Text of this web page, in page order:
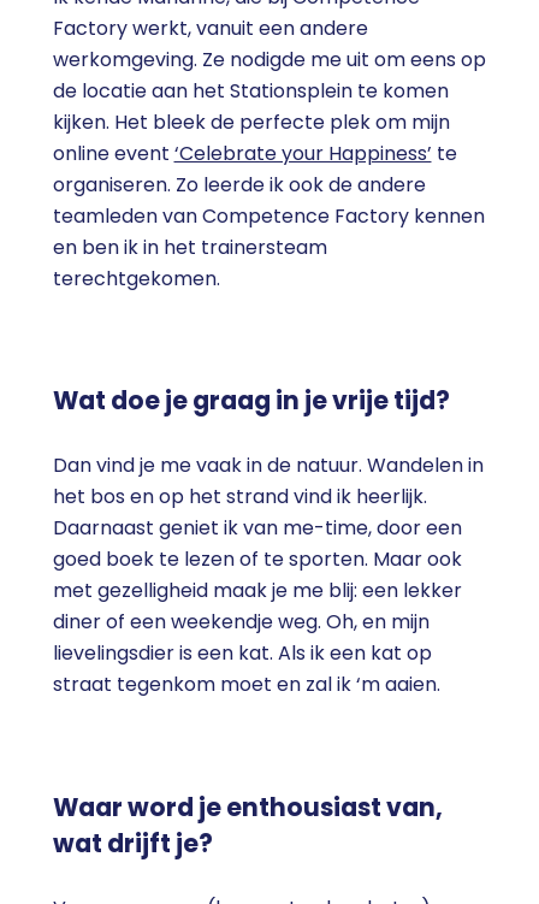
Factory werkt, vanuit een andere
werkomgeving. Ze nodigde me uit om eens op
de locatie aan het Stationsplein te komen
kijken. Het bleek de perfecte plek om mijn
online event ‘Celebrate your Happiness’ te
organiseren. Zo leerde ik ook de andere
teamleden van Competence Factory kennen
en ben ik in het trainersteam
terechtgekomen.
Wat doe je graag in je vrije tijd?
Dan vind je me vaak in de natuur. Wandelen in
het bos en op het strand vind ik heerlijk.
Daarnaast geniet ik van me-time, door een
goed boek te lezen of te sporten. Maar ook
met gezelligheid maak je me blij: een lekker
diner of een weekendje weg. Oh, en mijn
lievelingsdier is een kat. Als ik een kat op
straat tegenkom moet en zal ik ‘m aaien.
Waar word je enthousiast van,
wat drijft je?